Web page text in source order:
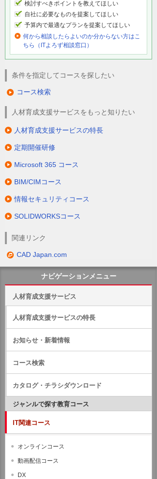
検討すべきポイントを教えてほしい
自社に必要なものを提案してほしい
予算内で最適なプランを提案してほしい
何から相談したらよいのか分からない方はこ
ちら（ITよろず相談窓口）
条件を指定してコースを探したい
コース検索
人材育成支援サービスをもっと知りたい
人材育成支援サービスの特長
定期開催研修
Microsoft 365 コース
BIM/CIMコース
情報セキュリティコース
SOLIDWORKSコース
関連リンク
CAD Japan.com
ナビゲーションメニュー
人材育成支援サービス
人材育成支援サービスの特長
お知らせ・新着情報
コース検索
カタログ・チラシダウンロード
ジャンルで探す教育コース
IT関連コース
オンラインコース
動画配信コース
DX